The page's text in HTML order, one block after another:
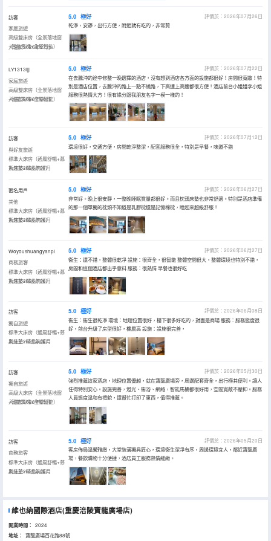
訪客
家庭旅遊
高級雙床房（全景落地窗
+智能馬桶+全屋智能）
入住於2026年07月
5.0 極好
評價於：2026年07月26日
乾淨，安靜，出行方便，附近就有吃的，非常贊
LY1313ljj
家庭旅遊
高級雙床房（全景落地窗
+智能馬桶+全屋智能）
入住於2026年06月
5.0 極好
評價於：2026年07月22日
在去騰沖的途中修整一晚選擇的酒店，沒有想到酒店各方面的設施都很好！房間很寬敞！特
別是酒店位置，去騰沖的路上一點不繞路，下高速上高速都很方便！酒店前台小姐姐李小姐
服務很熱情大方！很有緣分跟我朋友名字一模一樣的！
訪客
與好友旅遊
標準大床房（通風舒暢+慕
斯床墊+精品洗護）
入住於2026年07月
5.0 極好
評價於：2026年07月12日
環境很好，交通方便，房間乾淨整潔，配套服務很全，特別是早餐，味道不錯
匿名用戶
其他
標準大床房（通風舒暢+慕
斯床墊+精品洗護）
入住於2026年06月
5.0 極好
評價於：2026年06月27日
非常好。晚上很安靜，一整晚睡眠質量都很好。而且枕頭床墊也非常舒適。特別是酒店準備
的那一個單獨的枕頭不知道是乳膠枕還是記憶棉枕，睡起來超級舒服！
Woyoushuangyanpi
商務旅客
標準大床房（通風舒暢+慕
斯床墊+精品洗護）
入住於2026年06月
5.0 極好
評價於：2026年06月27日
衞生：還不錯，整體很乾凈 設施：很齊全，很智能 整體空間很大，整體環境也特別不錯，
房間和這個酒店都出乎意料 服務：很熱情 早餐也很好吃
訪客
獨自旅遊
標準大床房（通風舒暢+慕
斯床墊+精品洗護）
入住於2026年06月
5.0 極好
評價於：2026年06月08日
衞生：衞生很乾凈 環境：地理位置很好，樓下很多好吃的，對面是商場 服務：服務態度很
好，前台升級了房型很好，樓層高 設施：設施很完善，
訪客
獨自旅遊
高級大床房（全景落地窗
+智能馬桶+全屋智能）
入住於2026年05月
5.0 極好
評價於：2026年05月30日
強烈推薦這家酒店，地理位置優越，就在寶龍廣場旁，周邊配套齊全，出行極其便利。讓人
住得特別安心。設施完善，燈光、衞浴、網絡，智能馬桶都很好用，空間寬敞不壓抑。服務
人員態度温和有禮貌，還幫忙打印了東西，值得推薦。
訪客
商務旅客
標準大床房（通風舒暢+慕
斯床墊+精品洗護）
入住於2026年05月
5.0 極好
評價於：2026年05月20日
客房佈局温馨雅緻，大堂裝潢獨具匠心，環境衞生潔凈有序，周邊環境宜人，鄰近寶龍廣
場，餐飲購物十分便捷，酒店員工服務熱情細緻。
維也納國際酒店(重慶涪陵寶龍廣場店)
開業時間： 2024
地址：
寶龍廣場百花路88號